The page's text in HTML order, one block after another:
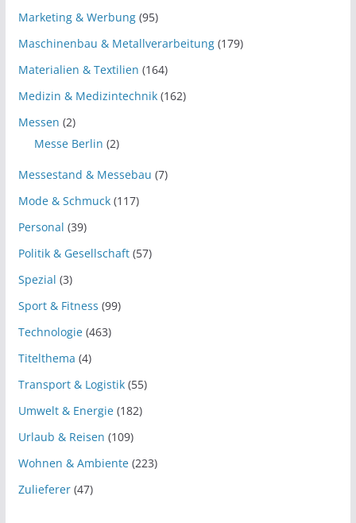
Marketing & Werbung(95)
Maschinenbau & Metallverarbeitung(179)
Materialien & Textilien (164)
Medizin & Medizintechnik(162)
Messen (2)
Messe Berlin (2)
Messestand & Messebau (7)
Mode & Schmuck(117)
Personal (39)
Politik & Gesellschaft(57)
Spezial (3)
Sport & Fitness (99)
Technologie(463)
Titelthema (4)
Transport & Logistik(55)
Umwelt & Energie(182)
Urlaub & Reisen (109)
Wohnen & Ambiente(223)
Zulieferer(47)